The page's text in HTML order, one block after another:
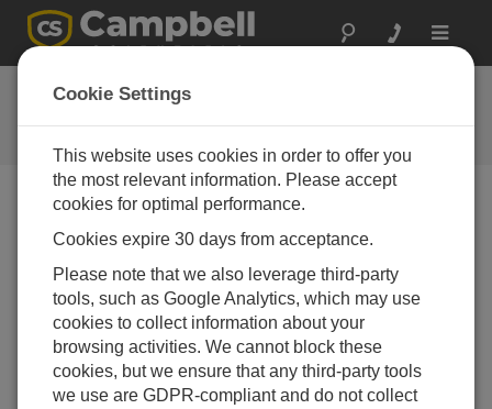
Toggle
CR300 シリーズ Wi-Fi クイック
スタート
Additional resources
Cookie Settings
This website uses cookies in order to offer you
the most relevant information. Please accept
cookies for optimal performance.
Cookies expire 30 days from acceptance.
Please note that we also leverage third-party
tools, such as Google Analytics, which may use
cookies to collect information about your
browsing activities. We cannot block these
cookies, but we ensure that any third-party tools
we use are GDPR-compliant and do not collect